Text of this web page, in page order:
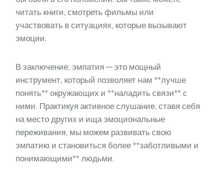
читать книги, смотреть фильмы или
участвовать в ситуациях, которые вызывают
эмоции.
В заключение, эмпатия — это мощный
инструмент, который позволяет нам **лучше
понять** окружающих и **наладить связи** с
ними. Практикуя активное слушание, ставя себя
на место других и ища эмоциональные
переживания, мы можем развивать свою
эмпатию и становиться более **заботливыми и
понимающими** людьми.